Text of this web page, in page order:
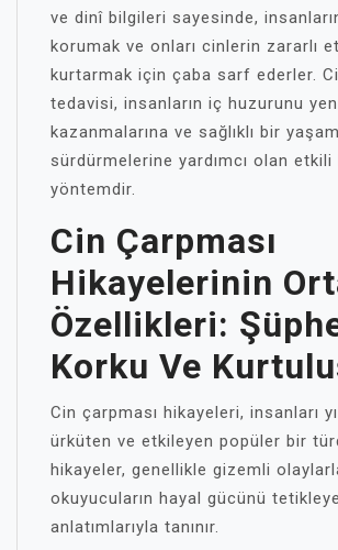
ve dinî bilgileri sayesinde, insanların
korumak ve onları cinlerin zararlı
kurtarmak için çaba sarf ederler.
tedavisi, insanların iç huzurunu
kazanmalarına ve sağlıklı bir yaşam
sürdürmelerine yardımcı olan etkili
yöntemdir.
Cin Çarpması
Hikayelerinin
Özellikleri:
Korku Ve
Cin çarpması hikayeleri, insanları
ürküten ve etkileyen popüler bir
hikayeler, genellikle gizemli
okuyucuların hayal gücünü
anlatımlarıyla tanınır.